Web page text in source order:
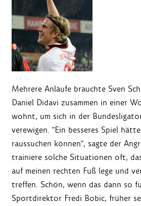
Mehrere Anläufe brauchte Sven
Daniel Didavi zusammen in einer
wohnt, um sich in der
verewigen. "Ein besseres Spiel
raussuchen können", sagte der
trainiere solche Situationen oft,
auf meinen rechten Fuß lege und
treffen. Schön, wenn das dann so
Sportdirektor Fredi Bobic, früher